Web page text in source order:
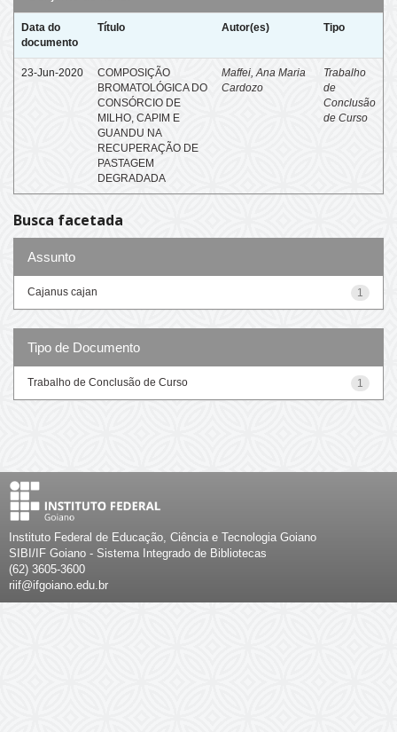
Data do
documento
Título Autor(es) Tipo
23-Jun-2020
COMPOSIÇÃO
BROMATOLÓGICA DO
CONSÓRCIO DE
MILHO, CAPIM E
GUANDU NA
RECUPERAÇÃO DE
PASTAGEM
DEGRADADA
Maffei, Ana Maria
Cardozo
Trabalho
de
Conclusão
de Curso
Busca facetada
Assunto
1
Cajanus cajan
Tipo de Documento
1
Trabalho de Conclusão de Curso
Instituto Federal de Educação, Ciência e Tecnologia Goiano
SIBI/IF Goiano - Sistema Integrado de Bibliotecas
(62) 3605-3600
riif@ifgoiano.edu.br